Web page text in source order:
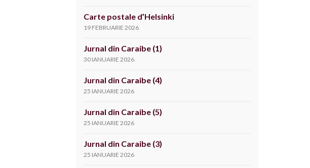
Carte postale d’Helsinki
19 FEBRUARIE 2026
Jurnal din Caraibe (1)
30 IANUARIE 2026
Jurnal din Caraibe (4)
25 IANUARIE 2026
Jurnal din Caraibe (5)
25 IANUARIE 2026
Jurnal din Caraibe (3)
25 IANUARIE 2026